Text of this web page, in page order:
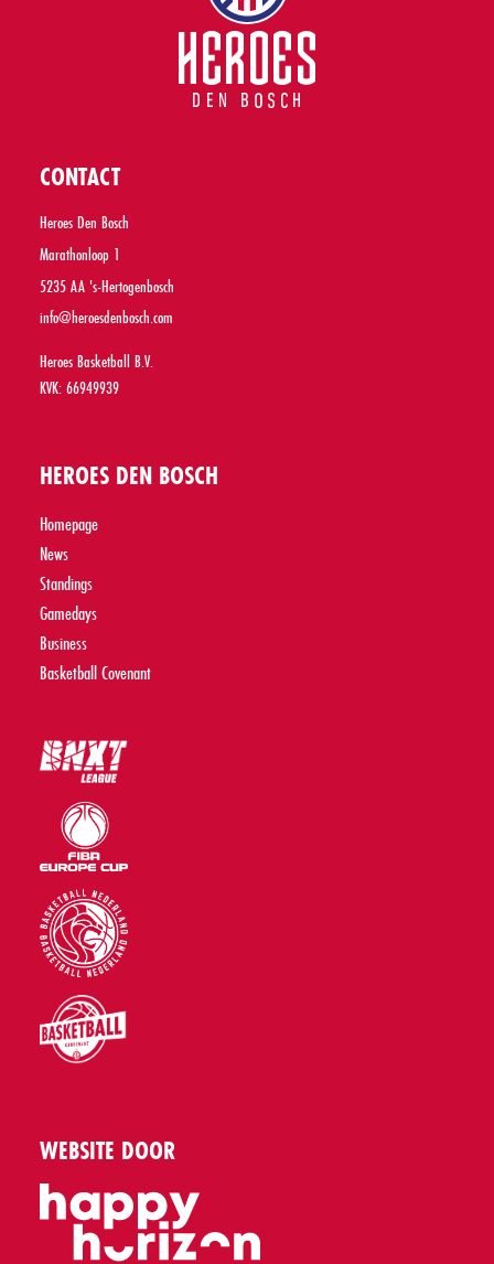
CONTACT
Heroes Den Bosch
Marathonloop 1
5235 AA 's-Hertogenbosch
info@heroesdenbosch.com
Heroes Basketball B.V.
KVK: 66949939
HEROES DEN BOSCH
Homepage
News
Standings
Gamedays
Business
Basketball Covenant
WEBSITE DOOR